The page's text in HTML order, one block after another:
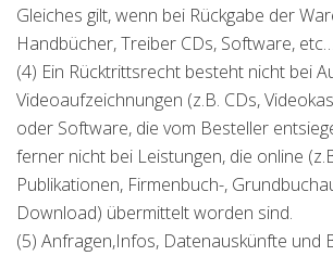
Gleiches gilt, wenn bei Rückgabe der
Handbücher, Treiber CDs, Software,
(4) Ein Rücktrittsrecht besteht nicht bei
Videoaufzeichnungen (z.B. CDs,
oder Software, die vom Besteller
ferner nicht bei Leistungen, die online
Publikationen, Firmenbuch-,
Download) übermittelt worden sind.
(5) Anfragen,Infos, Datenauskünfte und